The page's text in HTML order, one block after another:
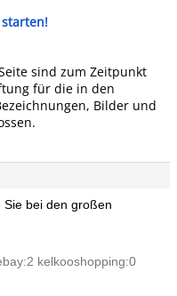
starten!
sind zum Zeitpunkt
für die in den
Bilder und
Sie bei den großen
kelkooshopping:0